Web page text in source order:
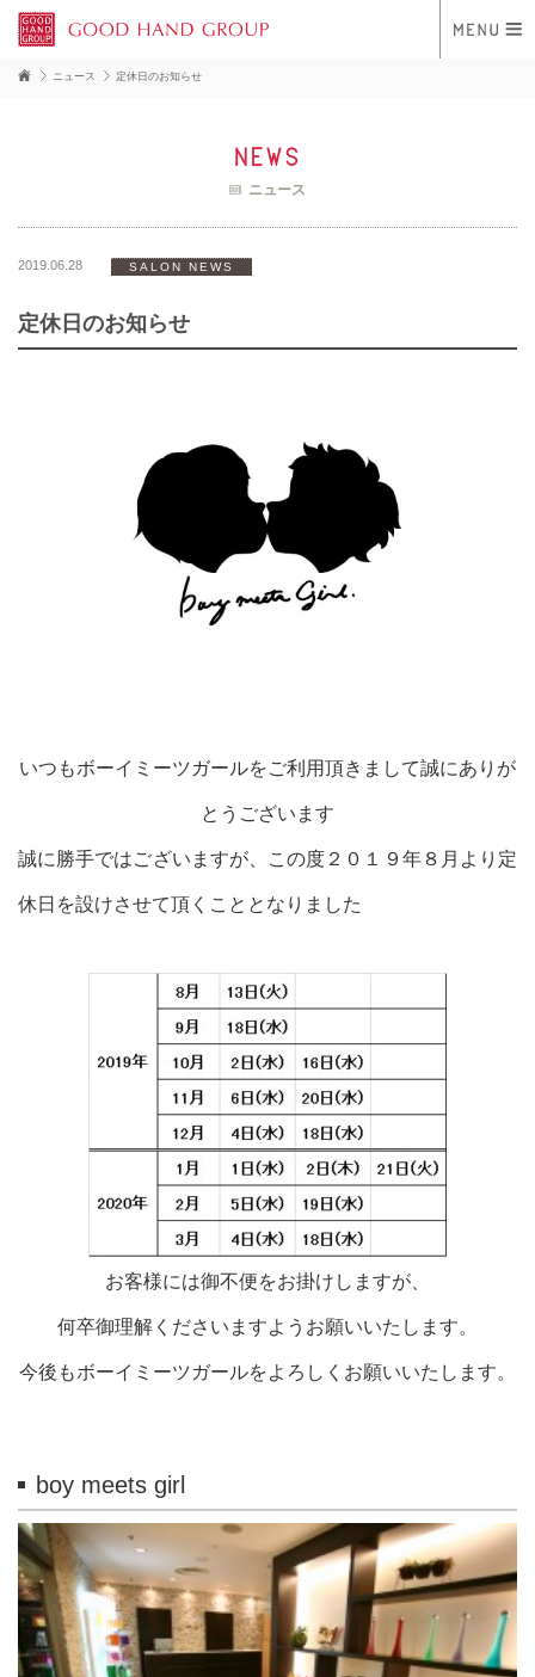
ニュース 定休日のお知らせ
news
ニュース
2019.06.28 SALON NEWS
定休日のお知らせ
いつもボーイミーツガールをご利用頂きまして誠にありが
とうございます
誠に勝手ではございますが、この度２０１９年８月より定
休日を設けさせて頂くこととなりました
お客様には御不便をお掛けしますが、
何卒御理解くださいますようお願いいたします。
今後もボーイミーツガールをよろしくお願いいたします。
boy meets girl